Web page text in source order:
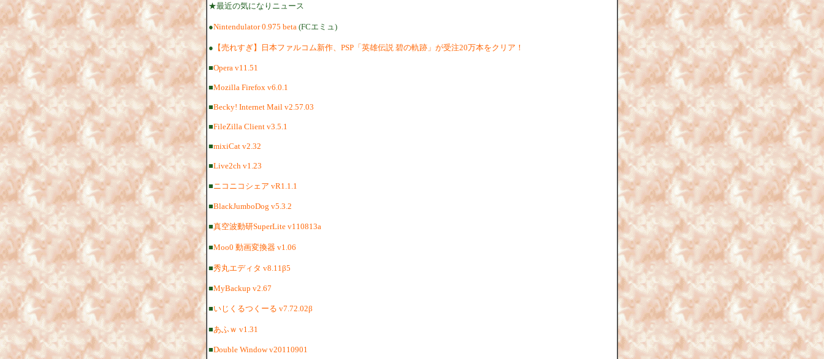
★最近の気になりニュース
●Nintendulator 0.975 beta (FCエミュ)
● 【売れすぎ】日本ファルコム新作、PSP「英雄伝説 碧の軌跡」が受注20万本をクリア！
■Opera v11.51
■Mozilla Firefox v6.0.1
■Becky! Internet Mail v2.57.03
■FileZilla Client v3.5.1
■mixiCat v2.32
■Live2ch v1.23
■ ニコニコシェア vR1.1.1
■BlackJumboDog v5.3.2
■真空波動研SuperLite v110813a
■Moo0 動画変換器 v1.06
■秀丸エディタ v8.11β5
■MyBackup v2.67
■いじくるつくーる v7.72.02β
■あふｗ v1.31
■Double Window v20110901